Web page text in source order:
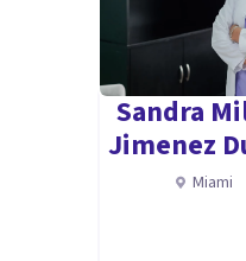
Sandra
Jimenez
Miami